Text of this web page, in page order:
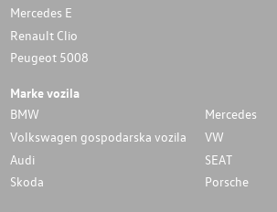
Mercedes E
Renault Clio
Peugeot 5008
Marke vozila
BMW
Mercedes
Volkswagen gospodarska vozila
VW
Audi
SEAT
Skoda
Porsche